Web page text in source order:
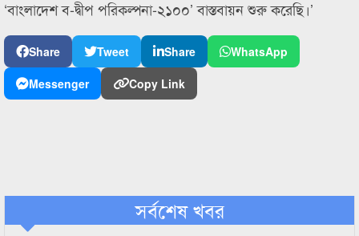
‘বাংলাদেশ ব-দ্বীপ পরিকল্পনা-২১০০’ বাস্তবায়ন শুরু করেছি।’
Share Tweet Share
WhatsApp
Messenger
Copy Link
সর্বশেষ খবর